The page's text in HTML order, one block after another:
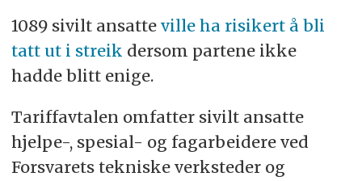
1089 sivilt ansatte ville ha risikert å bli
tatt ut i streik dersom partene ikke
hadde blitt enige.
Tariffavtalen omfatter sivilt ansatte
hjelpe-, spesial- og fagarbeidere ved
Forsvarets tekniske verksteder og